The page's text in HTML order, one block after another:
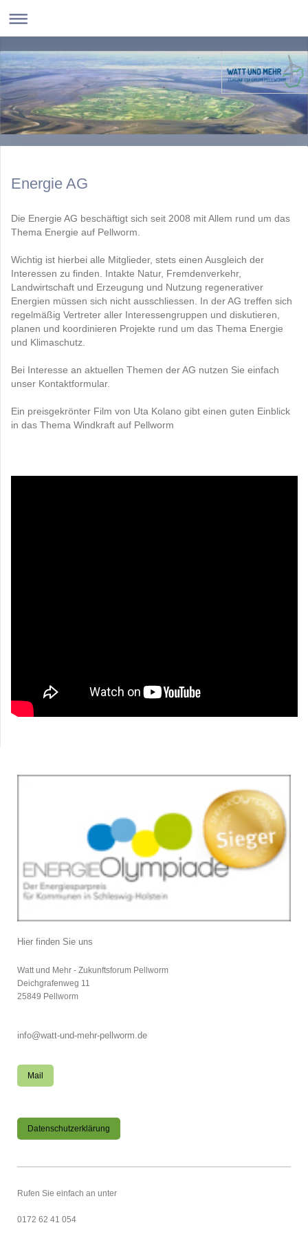
Energie AG
Die Energie AG beschäftigt sich seit 2008 mit Allem rund um das
Thema Energie auf Pellworm.
Wichtig ist hierbei alle Mitglieder, stets einen Ausgleich der
Interessen zu finden. Intakte Natur, Fremdenverkehr,
Landwirtschaft und Erzeugung und Nutzung regenerativer
Energien müssen sich nicht ausschliessen. In der AG treffen sich
regelmäßig Vertreter aller Interessengruppen und diskutieren,
planen und koordinieren Projekte rund um das Thema Energie
und Klimaschutz.
Bei Interesse an aktuellen Themen der AG nutzen Sie einfach
unser Kontaktformular.
Ein preisgekrönter Film von Uta Kolano gibt einen guten Einblick
in das Thema Windkraft auf Pellworm
Hier finden Sie uns
Watt und Mehr - Zukunftsforum Pellworm
Deichgrafenweg 11
25849 Pellworm
info@watt-und-mehr-pellworm.de
Mail
Datenschutzerklärung
Rufen Sie einfach an unter
0172 62 41 054